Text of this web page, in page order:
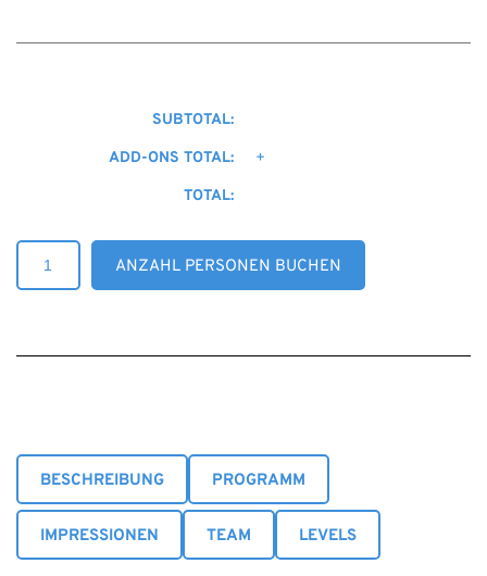
SUBTOTAL:
ADD-ONS TOTAL: +
TOTAL:
Big-
Mountain
Camp
ANZAHL PERSONEN BUCHEN
BESCHREIBUNG PROGRAMM
IMPRESSIONEN TEAM LEVELS